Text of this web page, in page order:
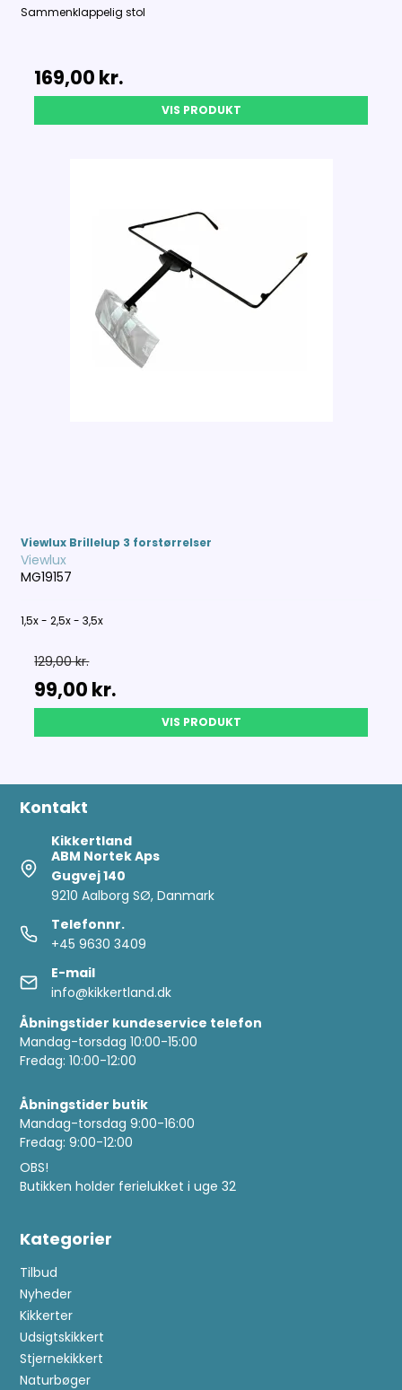
Sammenklappelig stol
169,00 kr.
VIS PRODUKT
Viewlux Brillelup 3 forstørrelser
Viewlux
MG19157
1,5x - 2,5x - 3,5x
129,00 kr.
99,00 kr.
VIS PRODUKT
Kontakt
Kikkertland
ABM Nortek Aps
Gugvej 140
9210 Aalborg SØ, Danmark
Telefonnr.
+45 9630 3409
E-mail
info@kikkertland.dk
Åbningstider kundeservice telefon
Mandag-torsdag 10:00-15:00
Fredag: 10:00-12:00
Åbningstider butik
Mandag-torsdag 9:00-16:00
Fredag: 9:00-12:00
OBS!
Butikken holder ferielukket i uge 32
Kategorier
Tilbud
Nyheder
Kikkerter
Udsigtskikkert
Stjernekikkert
Naturbøger